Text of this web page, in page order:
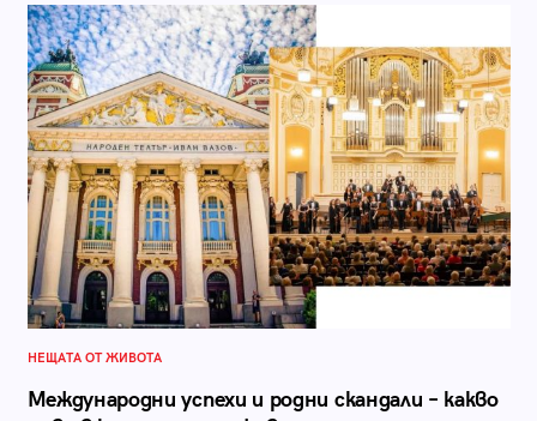
НЕЩАТА ОТ ЖИВОТА
Международни успехи и родни скандали – какво